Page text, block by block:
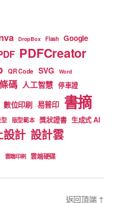
DropBox Flash Google
PDFCreator
QR Code SVG Word
碼 人工智慧 停車證
數位印刷 易普印 書摘
版型範本 獎狀證書 生成式 AI
計 設計雲
雲端印刷 雲端硬碟
返回頂端 ↑